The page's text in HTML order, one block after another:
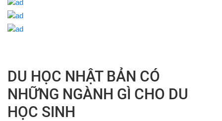
DU HỌC NHẬT BẢN CÓ
NHỮNG NGÀNH GÌ CHO DU
HỌC SINH